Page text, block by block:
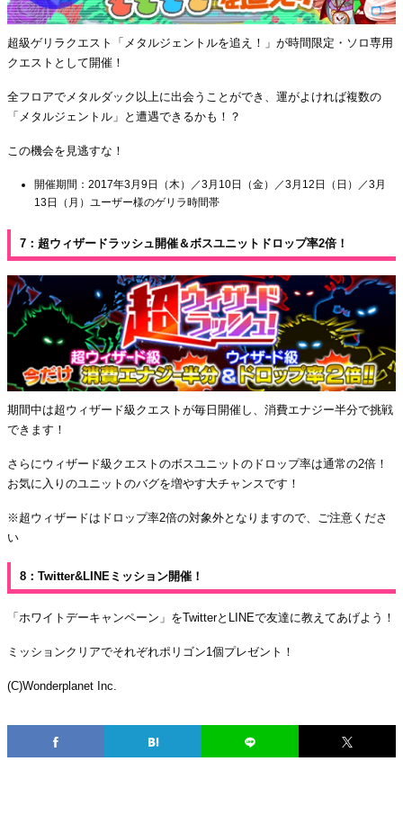
超級ゲリラクエスト「メタルジェントルを追え！」が時間限定・ソロ専用
クエストとして開催！
全フロアでメタルダック以上に出会うことができ、運がよければ複数の
「メタルジェントル」と遭遇できるかも！？
この機会を見逃すな！
開催期間：2017年3月9日（木）／3月10日（金）／3月12日（日）／3月
13日（月）ユーザー様のゲリラ時間帯
7：超ウィザードラッシュ開催＆ボスユニットドロップ率2倍！
期間中は超ウィザード級クエストが毎日開催し、消費エナジー半分で挑戦
できます！
さらにウィザード級クエストのボスユニットのドロップ率は通常の2倍！
お気に入りのユニットのバグを増やす大チャンスです！
※超ウィザードはドロップ率2倍の対象外となりますので、ご注意くださ
い
8：Twitter&LINEミッション開催！
「ホワイトデーキャンペーン」をTwitterとLINEで友達に教えてあげよう！
ミッションクリアでそれぞれポリゴン1個プレゼント！
(C)Wonderplanet Inc.